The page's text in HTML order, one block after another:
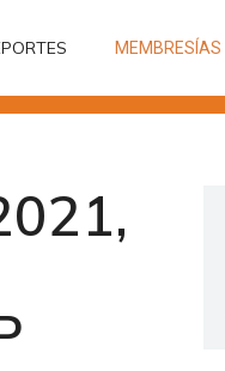
MEMBRESÍAS
MEMBRESÍAS